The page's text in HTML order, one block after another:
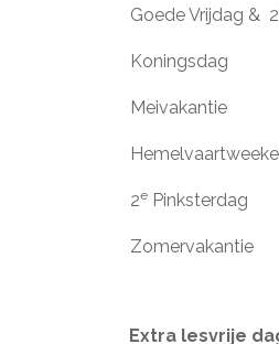
Goede Vrijdag & 2
Koningsdag
Meivakantie
2e Pinksterdag
Zomervakantie
Extra lesvrije